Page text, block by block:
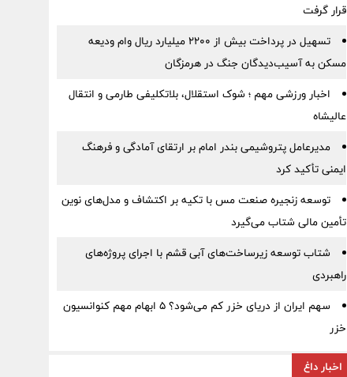
قرار گرفت
تسهیل در پرداخت بیش از ۲۲۰۰ میلیارد ریال وام ودیعه
مسکن به آسیب‌دیدگان جنگ در هرمزگان
اخبار ورزشی مهم ؛ شوک استقلال، بلاتکلیفی طارمی و انتقال
عالیشاه
مدیرعامل پتروشیمی بندر امام بر ارتقای آمادگی و فرهنگ
ایمنی تأکید کرد
توسعه زنجیره صنعت مس با تکیه بر اکتشاف و مدل‌های نوین
تأمین مالی شتاب می‌گیرد
شتاب توسعه زیرساخت‌های آبی قشم با اجرای پروژه‌های
راهبردی
سهم ایران از دریای خزر کم می‌شود؟ ۵ ابهام مهم کنوانسیون
خزر
اخبار داغ